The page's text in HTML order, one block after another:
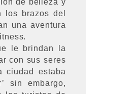
los brazos del
una aventura
le brindan la
con sus seres
ciudad estaba
sin embargo,